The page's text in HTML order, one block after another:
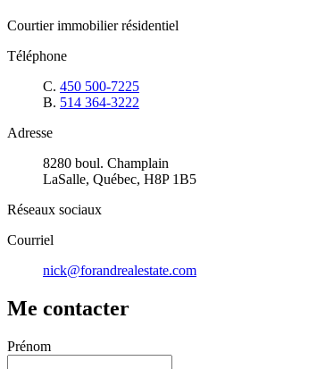
Courtier immobilier résidentiel
Téléphone
C. 450 500-7225
B. 514 364-3222
Adresse
8280 boul. Champlain
LaSalle, Québec, H8P 1B5
Réseaux sociaux
Courriel
nick@forandrealestate.com
Me contacter
Prénom